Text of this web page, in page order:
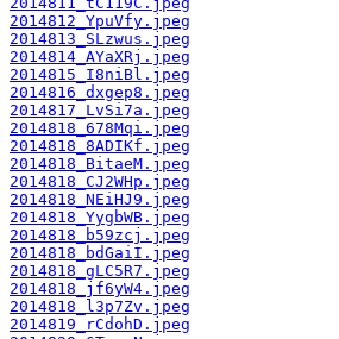
2014812_YpuVfy.jpeg
2014813_SLzwus.jpeg
2014814_AYaXRj.jpeg
2014815_I8niBl.jpeg
2014816_dxgep8.jpeg
2014817_LvSi7a.jpeg
2014818_678Mqi.jpeg
2014818_8ADIKf.jpeg
2014818_BitaeM.jpeg
2014818_CJ2WHp.jpeg
2014818_NEiHJ9.jpeg
2014818_YygbWB.jpeg
2014818_b59zcj.jpeg
2014818_bdGaiI.jpeg
2014818_gLC5R7.jpeg
2014818_jf6yW4.jpeg
2014818_l3p7Zv.jpeg
2014819_rCdohD.jpeg